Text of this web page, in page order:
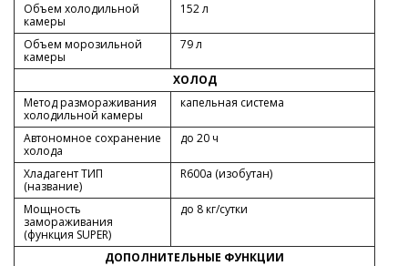
Объем холодильной
камеры
152 л
Объем морозильной
камеры
79 л
ХОЛОД
Метод размораживания
холодильной камеры
капельная система
Автономное сохранение
холода
до 20 ч
Хладагент ТИП
(название)
R600a (изобутан)
Мощность
замораживания
(функция SUPER)
до 8 кг/cутки
ДОПОЛНИТЕЛЬНЫЕ ФУНКЦИИ